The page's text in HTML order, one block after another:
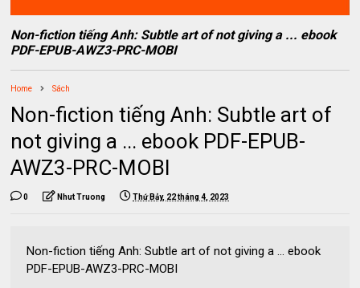
Non-fiction tiếng Anh: Subtle art of not giving a ... ebook
PDF-EPUB-AWZ3-PRC-MOBI
Home Sách
Non-fiction tiếng Anh: Subtle art of
not giving a ... ebook PDF-EPUB-
AWZ3-PRC-MOBI
0 Nhut Truong Thứ Bảy, 22 tháng 4, 2023
Non-fiction tiếng Anh: Subtle art of not giving a ... ebook
PDF-EPUB-AWZ3-PRC-MOBI